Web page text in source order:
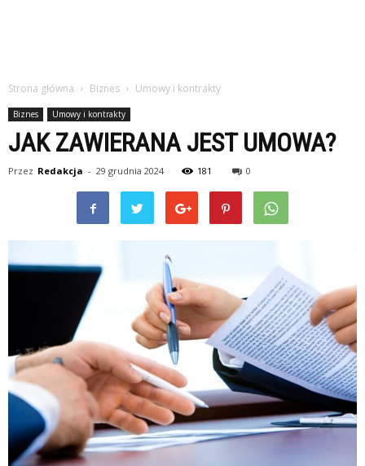
Strona główna Biznes Umowy i kontrakty
Biznes Umowy i kontrakty
JAK ZAWIERANA JEST UMOWA?
Przez Redakcja - 29 grudnia 2024 181 0